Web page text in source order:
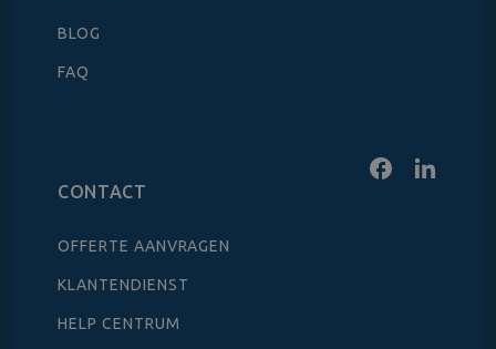
BLOG
FAQ
CONTACT
OFFERTE AANVRAGEN
KLANTENDIENST
HELP CENTRUM